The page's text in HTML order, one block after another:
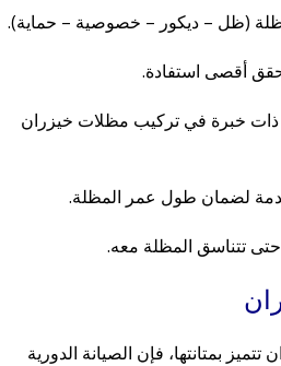
(ظل – ديكور – خصوصية – حماية).
أقصى استفادة.
خبرة في تركيب مظلات خيزران
لضمان طول عمر المظلة.
حتى تتناسق المظلة معه.
بمتانتها، فإن الصيانة الدورية